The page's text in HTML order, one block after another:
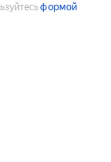
формой